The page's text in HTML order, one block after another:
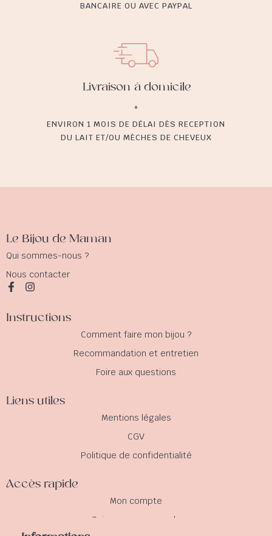
BANCAIRE OU AVEC PAYPAL
Livraison à domicile
ENVIRON 1 MOIS DE DÉLAI DÈS RECEPTION
DU LAIT ET/OU MÈCHES DE CHEVEUX
Le Bijou de Maman
Qui sommes-nous ?
Nous contacter
Instructions
Comment faire mon bijou ?
Recommandation et entretien
Foire aux questions
Liens utiles
Mentions légales
CGV
Politique de confidentialité
Accès rapide
Mon compte
Suivre ma commande